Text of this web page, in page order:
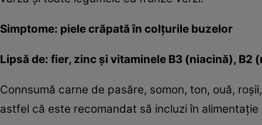
Simptome: piele crăpată în colţurile buzelor
Lipsă de: fier, zinc şi vitaminele B3 (niacină), B2
Connsumă carne de pasăre, somon, ton, ouă,
astfel că este recomandat să incluzi în